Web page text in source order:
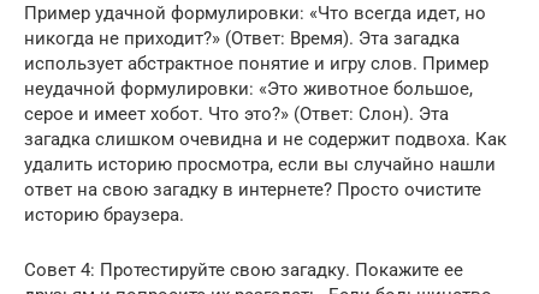
Пример удачной формулировки: «Что всегда идет, но
никогда не приходит?» (Ответ: Время). Эта загадка
использует абстрактное понятие и игру слов. Пример
неудачной формулировки: «Это животное большое,
серое и имеет хобот. Что это?» (Ответ: Слон). Эта
загадка слишком очевидна и не содержит подвоха. Как
удалить историю просмотра, если вы случайно нашли
ответ на свою загадку в интернете? Просто очистите
историю браузера.
Совет 4: Протестируйте свою загадку. Покажите ее